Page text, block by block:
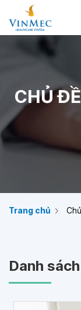
CHỦ
Trang chủ
Danh